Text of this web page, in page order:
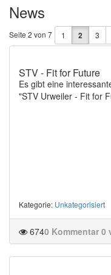
News
Seite 2 von 7 1 2 3
STV - Fit for Future
Es gibt eine
"STV Urweiler - Fit for
Kategorie: Unkategorisiert
6740 Kommentar 0